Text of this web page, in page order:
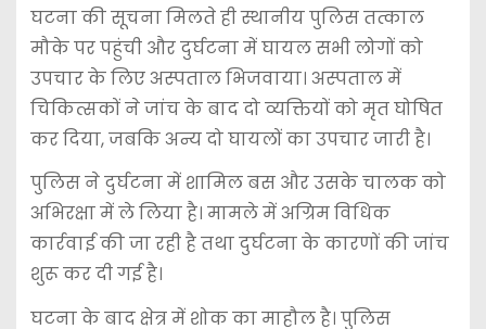
घटना की सूचना मिलते ही स्थानीय पुलिस तत्काल
मौके पर पहुंची और दुर्घटना में घायल सभी लोगों को
उपचार के लिए अस्पताल भिजवाया। अस्पताल में
चिकित्सकों ने जांच के बाद दो व्यक्तियों को मृत घोषित
कर दिया, जबकि अन्य दो घायलों का उपचार जारी है।
पुलिस ने दुर्घटना में शामिल बस और उसके चालक को
अभिरक्षा में ले लिया है। मामले में अग्रिम विधिक
कार्रवाई की जा रही है तथा दुर्घटना के कारणों की जांच
शुरू कर दी गई है।
घटना के बाद क्षेत्र में शोक का माहौल है। पुलिस